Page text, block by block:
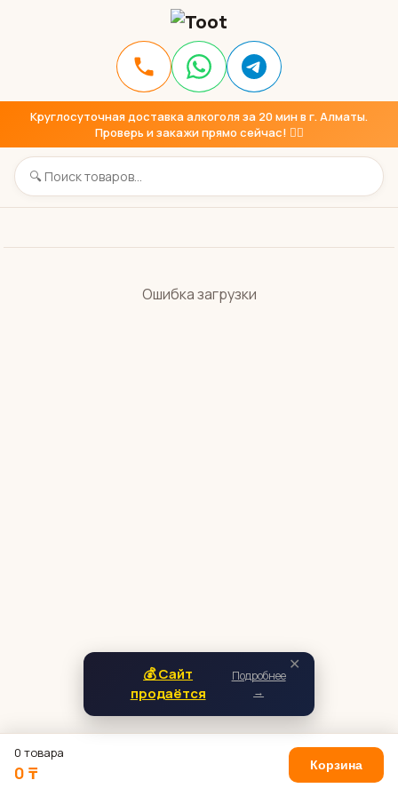
Круглосуточная доставка алкоголя за 20 мин в г. Алматы.
Проверь и закажи прямо сейчас! 👇🏼
Ошибка загрузки
✕
💰 Сайт
продаётся
Подробнее
→
0 товара
0 ₸ Корзина